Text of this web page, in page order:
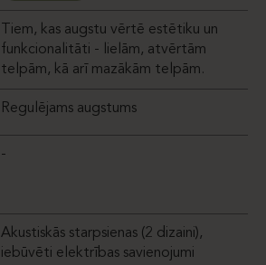
Tiem, kas augstu vērtē estētiku un
funkcionalitāti - lielām, atvērtām
telpām, kā arī mazākām telpām.
Regulējams augstums
-
Akustiskās starpsienas (2 dizaini),
iebūvēti elektrības savienojumi